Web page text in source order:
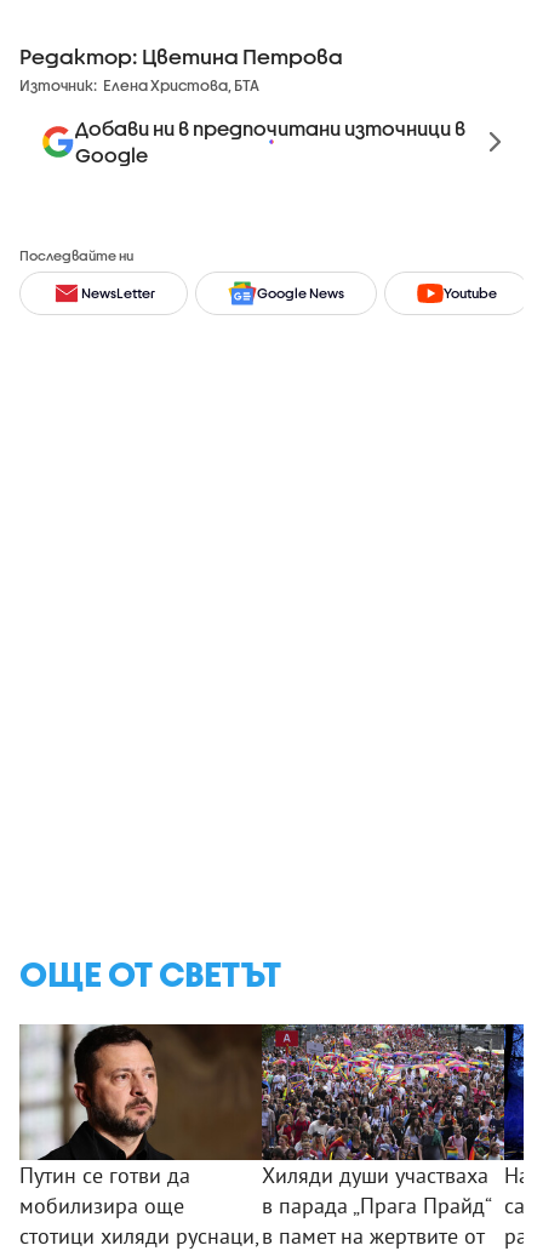
Редактор: Цветина Петрова
Източник: Елена Христова, БТА
Добави ни в предпочитани източници в
Google
Последвайте ни
NewsLetter Google News Youtube
ОЩЕ ОТ СВЕТЪТ
Путин се готви да
мобилизира още
стотици хиляди руснаци,
Хиляди души участваха
в парада „Прага Прайд“
в памет на жертвите от
са